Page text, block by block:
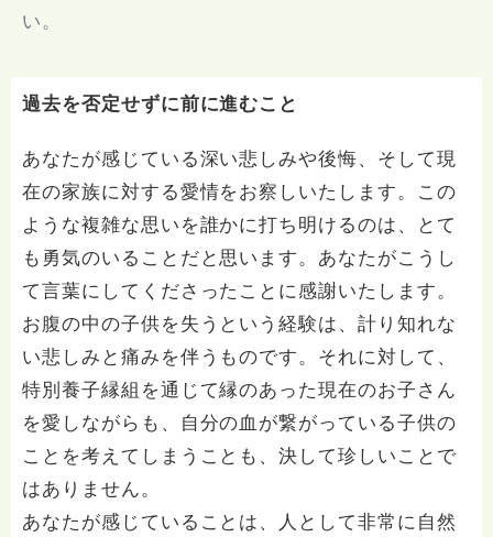
い。
過去を否定せずに前に進むこと
あなたが感じている深い悲しみや後悔、そして現
在の家族に対する愛情をお察しいたします。この
ような複雑な思いを誰かに打ち明けるのは、とて
も勇気のいることだと思います。あなたがこうし
て言葉にしてくださったことに感謝いたします。
お腹の中の子供を失うという経験は、計り知れな
い悲しみと痛みを伴うものです。それに対して、
特別養子縁組を通じて縁のあった現在のお子さん
を愛しながらも、自分の血が繋がっている子供の
ことを考えてしまうことも、決して珍しいことで
はありません。
あなたが感じていることは、人として非常に自然